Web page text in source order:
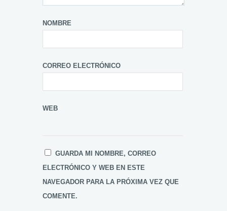
NOMBRE
CORREO ELECTRÓNICO
WEB
GUARDA MI NOMBRE, CORREO
ELECTRÓNICO Y WEB EN ESTE
NAVEGADOR PARA LA PRÓXIMA VEZ QUE
COMENTE.